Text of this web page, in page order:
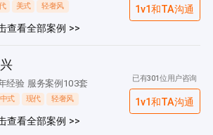
美式 轻奢风
查看全部案例 >>
1v1和TA沟通
经验 服务案例103套
式 现代 轻奢风
查看全部案例 >>
已有301位用户咨询
1v1和TA沟通